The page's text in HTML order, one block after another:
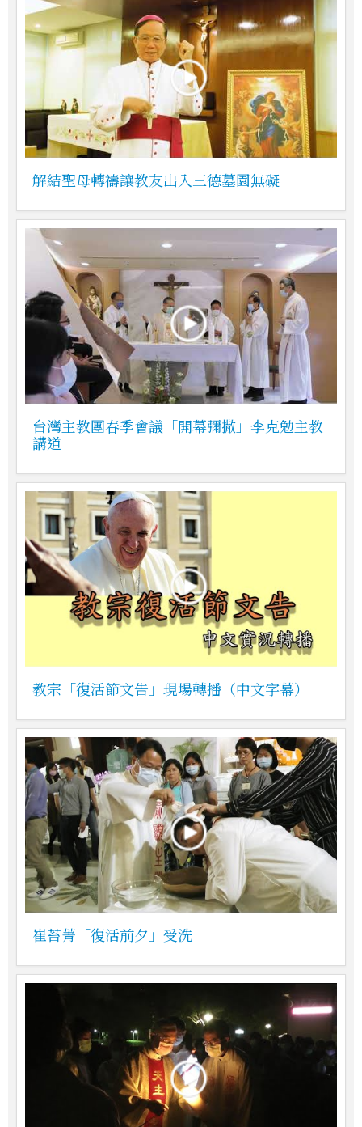
解結聖母轉禱讓教友出入三德墓園無礙
台灣主教團春季會議「開幕彌撒」李克勉主教
講道
教宗「復活節文告」現場轉播（中文字幕）
崔苔菁「復活前夕」受洗